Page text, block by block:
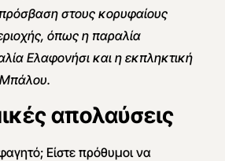
στους κορυφαίους
όπως η παραλία
Ελαφονήσι και η εκπληκτική
απολαύσεις
Είστε πρόθυμοι να